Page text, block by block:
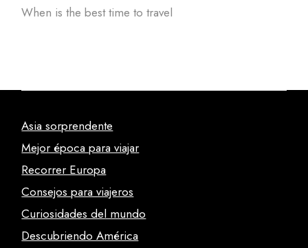
When is the best time to travel
Asia sorprendente
Mejor época para viajar
Recorrer Europa
Consejos para viajeros
Curiosidades del mundo
Descubriendo América